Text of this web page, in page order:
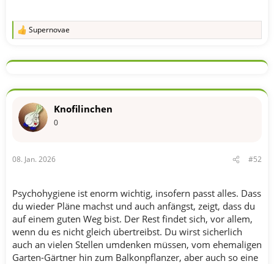
R
k
o
e
n
Supernovae
Knofilinchen
0
08. Jan. 2026 #52
Psychohygiene ist enorm wichtig, insofern passt alles. Dass
du wieder Pläne machst und auch anfängst, zeigt, dass du
auf einem guten Weg bist. Der Rest findet sich, vor allem,
wenn du es nicht gleich übertreibst. Du wirst sicherlich
auch an vielen Stellen umdenken müssen, vom ehemaligen
Garten-Gärtner hin zum Balkonpflanzer, aber auch so eine